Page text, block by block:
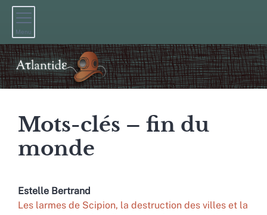
Menu
Mots-clés – fin du
monde
Estelle Bertrand
Les larmes de Scipion, la destruction des villes et la